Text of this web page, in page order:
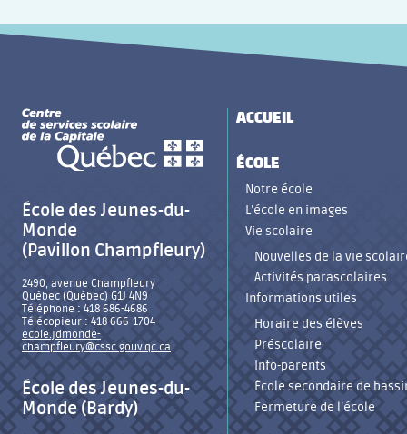
École des Jeunes-du-
Monde
(Pavillon Champfleury)
2490, avenue Champfleury
Québec (Québec) G1J 4N9
Téléphone : 418 686-4686
Télécopieur : 418 666-1704
ecole.jdmonde-
champfleury@cssc.gouv.qc.ca
École des Jeunes-du-
Monde (Bardy)
ACCUEIL
ÉCOLE
Notre école
L’école en images
Vie scolaire
Nouvelles de la vie
Activités parascolaires
Informations utiles
Horaire des élèves
Préscolaire
Info-parents
École secondaire de
Fermeture de l’école